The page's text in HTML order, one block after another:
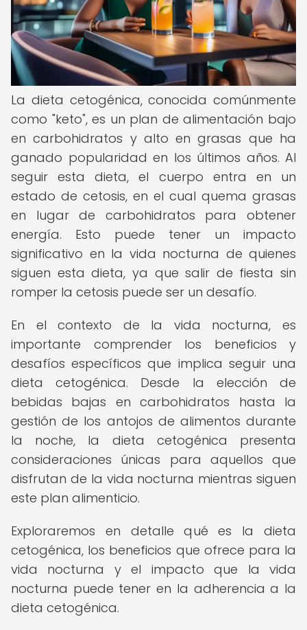
La dieta cetogénica, conocida comúnmente
como "keto", es un plan de alimentación bajo
en carbohidratos y alto en grasas que ha
ganado popularidad en los últimos años. Al
seguir esta dieta, el cuerpo entra en un
estado de cetosis, en el cual quema grasas
en lugar de carbohidratos para obtener
energía. Esto puede tener un impacto
significativo en la vida nocturna de quienes
siguen esta dieta, ya que salir de fiesta sin
romper la cetosis puede ser un desafío.
En el contexto de la vida nocturna, es
importante comprender los beneficios y
desafíos específicos que implica seguir una
dieta cetogénica. Desde la elección de
bebidas bajas en carbohidratos hasta la
gestión de los antojos de alimentos durante
la noche, la dieta cetogénica presenta
consideraciones únicas para aquellos que
disfrutan de la vida nocturna mientras siguen
este plan alimenticio.
Exploraremos en detalle qué es la dieta
cetogénica, los beneficios que ofrece para la
vida nocturna y el impacto que la vida
nocturna puede tener en la adherencia a la
dieta cetogénica.